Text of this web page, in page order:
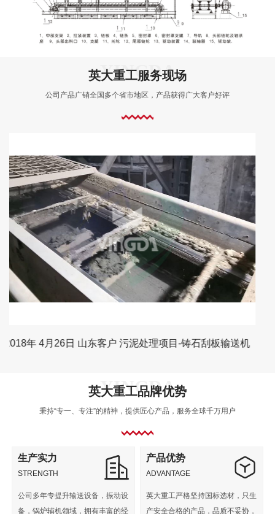
英大重工服务现场
公司产品广销全国多个省市地区，产品获得广大客户好评
2018年 5月16日 常州市客户 TD160提升机
英大重工品牌优势
秉持“专一、专注”的精神，提供匠心产品，服务全球千万用户
生产实力
STRENGTH
公司多年专提升输送设备，振动设
备，锅炉辅机领域，拥有丰富的经
产品优势
ADVANTAGE
英大重工严格坚持国标选材，只生
产安全合格的产品，品质不妥协，